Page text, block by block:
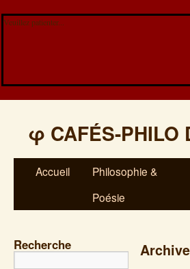
Veuillez patienter...
φ CAFÉS-PHILO
Accueil
Philosophie &
Poésie
Recherche